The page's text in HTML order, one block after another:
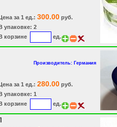
за 1 ед.: 300.00руб.
упаковке: 2
корзине
ед.
Производитель: Германия
за 1 ед.: 280.00руб.
упаковке: 1
корзине
ед.